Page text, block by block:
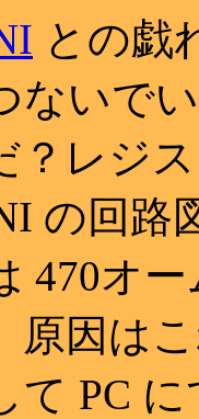
との戯
ないで
？レジ
の回路
470オ
原因は
て PC